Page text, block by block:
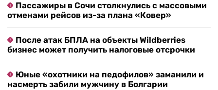
Пассажиры в Сочи столкнулись с массовыми
отменами рейсов из-за плана «Ковер»
После атак БПЛА на объекты Wildberries
бизнес может получить налоговые отсрочки
Юные «охотники на педофилов» заманили и
насмерть забили мужчину в Болгарии